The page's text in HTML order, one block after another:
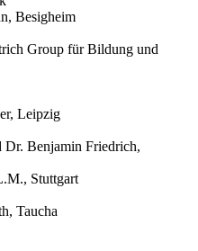
Besigheim
Group für Bildung und
Leipzig
Dr. Benjamin Friedrich,
Stuttgart
Taucha